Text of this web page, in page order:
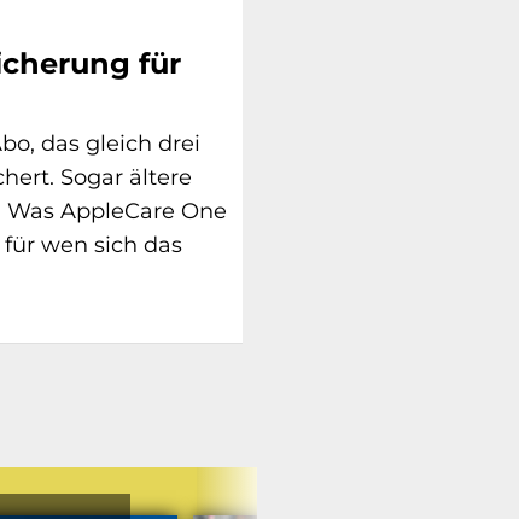
für
das gleich drei
Sogar ältere
AppleCare One
wen sich das